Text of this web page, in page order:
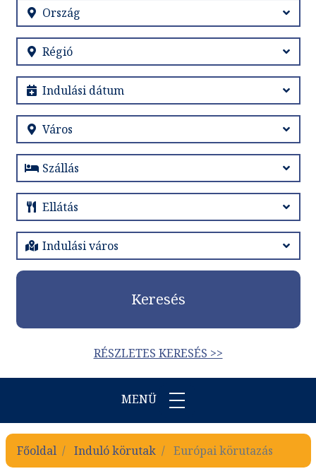
Keresés
RÉSZLETES KERESÉS >>
MENÜ
Főoldal Induló körutak Európai körutazás